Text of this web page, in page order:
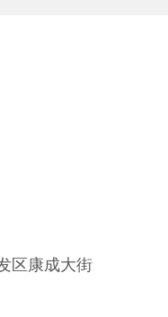
区康成大街